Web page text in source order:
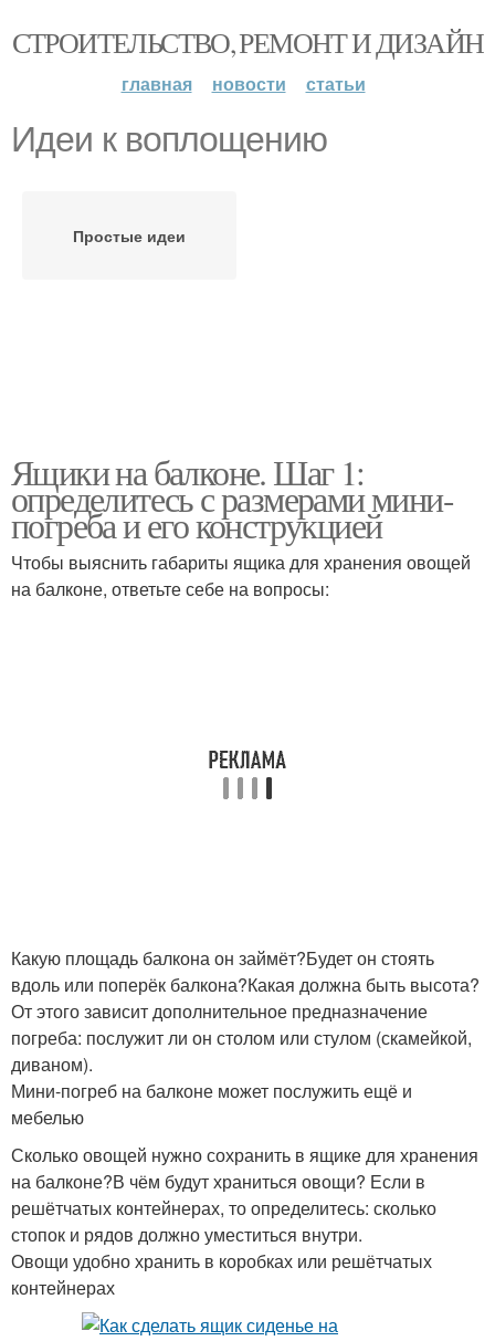
СТРОИТЕЛЬСТВО, РЕМОНТ И ДИЗАЙН
главная новости статьи
Идеи к воплощению
Простые идеи
Ящики на балконе. Шаг 1:
определитесь с размерами мини-
погреба и его конструкцией
Чтобы выяснить габариты ящика для хранения овощей
на балконе, ответьте себе на вопросы:
Какую площадь балкона он займёт?Будет он стоять
вдоль или поперёк балкона?Какая должна быть высота?
От этого зависит дополнительное предназначение
погреба: послужит ли он столом или стулом (скамейкой,
диваном).
Мини-погреб на балконе может послужить ещё и
мебелью
Сколько овощей нужно сохранить в ящике для хранения
на балконе?В чём будут храниться овощи? Если в
решётчатых контейнерах, то определитесь: сколько
стопок и рядов должно уместиться внутри.
Овощи удобно хранить в коробках или решётчатых
контейнерах